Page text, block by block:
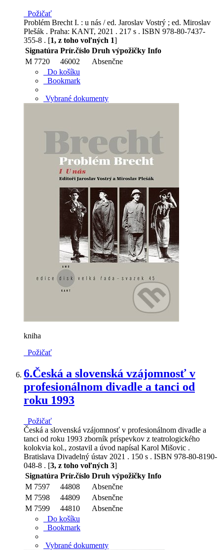
Požičať
Problém Brecht I. : u nás / ed. Jaroslav Vostrý ; ed. Miroslav
Plešák . Praha: KANT, 2021 . 217 s . ISBN 978-80-7437-
355-8 . [1, z toho voľných 1]
Signatúra Prír.číslo Druh výpožičky Info
M 7720
46002
Absenčne
Do košíku
Bookmark
Vybrané dokumenty
kniha
Požičať
6.Česká a slovenská vzájomnosť v
profesionálnom divadle a tanci od
roku 1993
Požičať
Česká a slovenská vzájomnosť v profesionálnom divadle a
tanci od roku 1993 zborník príspevkov z teatrologického
kolokvia kol., zostavil a úvod napísal Karol Mišovic .
Bratislava Divadelný ústav 2021 . 150 s . ISBN 978-80-8190-
048-8 . [3, z toho voľných 3]
Signatúra Prír.číslo Druh výpožičky Info
M 7597
44808
Absenčne
M 7598
44809
Absenčne
M 7599
44810
Absenčne
Do košíku
Bookmark
Vybrané dokumenty